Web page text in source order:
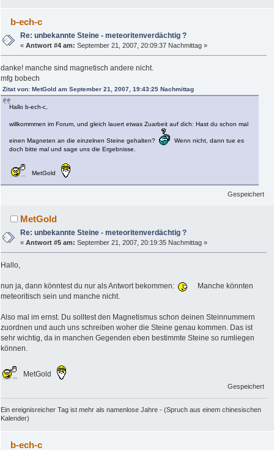
b-ech-c
Re: unbekannte Steine - meteoritenverdächtig ?
«Antwort #4 am: September 21, 2007, 20:09:37 Nachmittag »
danke! manche sind magnetisch andere nicht.
mfg bobech
Zitat von: MetGold am September 21, 2007, 19:43:25 Nachmittag
Hallo b-ech-c,
willkommmen im Forum, und gleich lauert etwas Zuarbeit auf dich: Hast du schon mal
einen Magneten an die einzelnen Steine gehalten?
Wenn nicht, dann tue es
doch bitte mal und sage uns die Ergebnisse.
MetGold
Gespeichert
MetGold
Re: unbekannte Steine - meteoritenverdächtig ?
«Antwort #5 am: September 21, 2007, 20:19:35 Nachmittag »
Hallo,
nun ja, dann könntest du nur als Antwort bekommen:
Manche könnten
meteoritisch sein und manche nicht.
Also mal im ernst. Du solltest den Magnetismus schon deinen Steinnummern
zuordnen und auch uns schreiben woher die Steine genau kommen. Das ist
sehr wichtig, da in manchen Gegenden eben bestimmte Steine so rumliegen
können.
MetGold
Gespeichert
Ein ereignisreicher Tag ist mehr als namenlose Jahre - (Spruch aus einem chinesischen
Kalender)
b-ech-c